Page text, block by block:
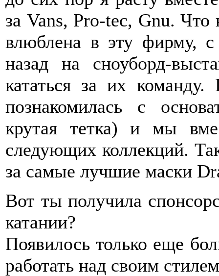
за Vans, Pro-tec, Gnu. Что
влюблена в эту фирму, с
назад на сноуборд-
кататься за их
познакомилась с
крутая тетка) и мы
следующих коллекций.
за самые лучшие маски
Вот ты получила
катании?
Появилось только еще
работать над своим